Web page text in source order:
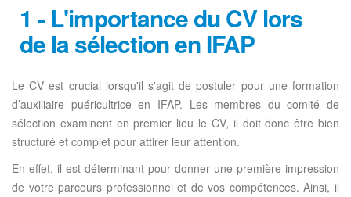
1 - L'importance du CV lors
de la sélection en IFAP
Le CV est crucial lorsqu'il s'agit de postuler pour une formation
d’auxiliaire puéricultrice en IFAP. Les membres du comité de
sélection examinent en premier lieu le CV, il doit donc être bien
structuré et complet pour attirer leur attention.
En effet, il est déterminant pour donner une première impression
de votre parcours professionnel et de vos compétences. Ainsi, il